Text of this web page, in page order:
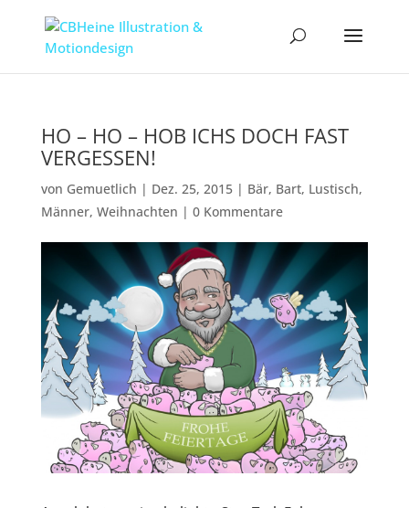
HO – HO – HOB ICHS DOCH FAST
VERGESSEN!
von Gemuetlich | Dez. 25, 2015| Bär, Bart, Lustisch,
Männer, Weihnachten | 0 Kommentare